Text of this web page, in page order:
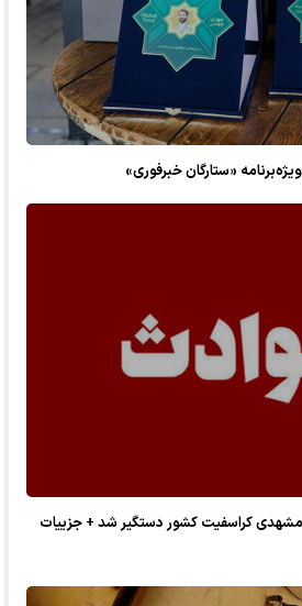
«ستارگان خبرفوری»
کراسفیت کشور دستگیر شد + جزییات